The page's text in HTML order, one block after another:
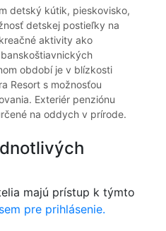
detský kútik, pieskovisko,
detskej postieľky na
aktivity ako
období je v blízkosti
Resort s možnosťou
Exteriér penziónu
na oddych v prírode.
majú prístup k týmto
pre prihlásenie.